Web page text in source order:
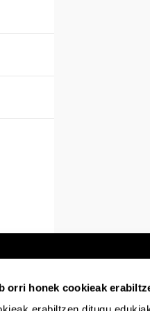
orri honek cookieak